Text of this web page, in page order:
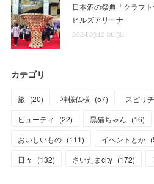
日本酒の祭典「クラフ
ヒルズアリーナ
2024.03.12 08:38
カテゴリ
旅 (20) 神様仏様 (57) スピリ
ビューティ
(22) 黒猫ちゃん (16)
おいしいもの (111) イベントとか (
日々
(132) さいたまcity (172)